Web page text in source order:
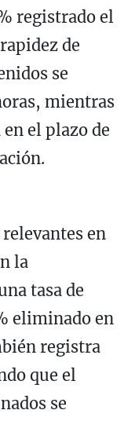
registrado el
de
se
mientras
el plazo de
en
la
tasa de
eliminado en
registra
que el
se